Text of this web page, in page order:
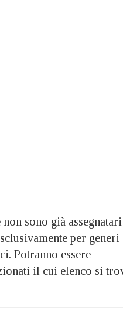
sono già assegnatari
per generi
Potranno essere
il cui elenco si